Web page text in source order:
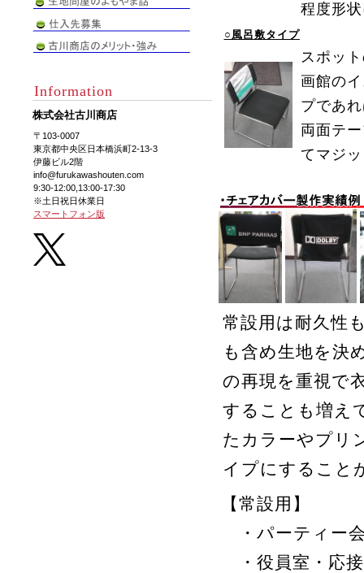
程度形
○風呂敷タイプ
スポッ
画館の
プであ
両面テ
てマジ
常設用は耐久性
も含め生地を決
の再現を重視で
することも増え
たカラーやプリ
イプにすること
【常設用】
・パーティー
・役員室・応
Information
株式会社古川商店
〒103-0007
東京都中央区日本橋浜町2-13-3
伊藤ビル2階
info@furukawashouten.com
9:30-12:00,13:00-17:30
※土日祝日休業日
スマートフォン版